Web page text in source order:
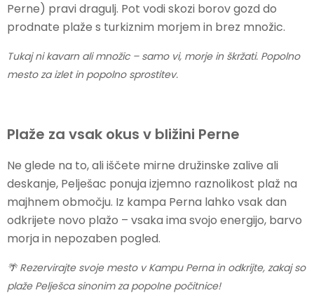
Perne) pravi dragulj. Pot vodi skozi borov gozd do
prodnate plaže s turkiznim morjem in brez množic.
Tukaj ni kavarn ali množic – samo vi, morje in škržati. Popolno
mesto za izlet in popolno sprostitev.
Plaže za vsak okus v bližini Perne
Ne glede na to, ali iščete mirne družinske zalive ali
deskanje, Pelješac ponuja izjemno raznolikost plaž na
majhnem območju. Iz kampa Perna lahko vsak dan
odkrijete novo plažo – vsaka ima svojo energijo, barvo
morja in nepozaben pogled.
🌴 Rezervirajte svoje mesto v Kampu Perna in odkrijte, zakaj so
plaže Pelješca sinonim za popolne počitnice!